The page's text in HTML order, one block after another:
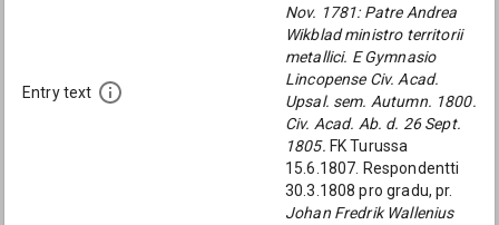
Entry text
Nov. 1781: Patre Andrea
Wikblad ministro territorii
metallici. E Gymnasio
Lincopense Civ. Acad.
Upsal. sem. Autumn. 1800.
Civ. Acad. Ab. d. 26 Sept.
1805. FK Turussa
15.6.1807. Respondentti
30.3.1808 pro gradu, pr.
Johan Fredrik Wallenius